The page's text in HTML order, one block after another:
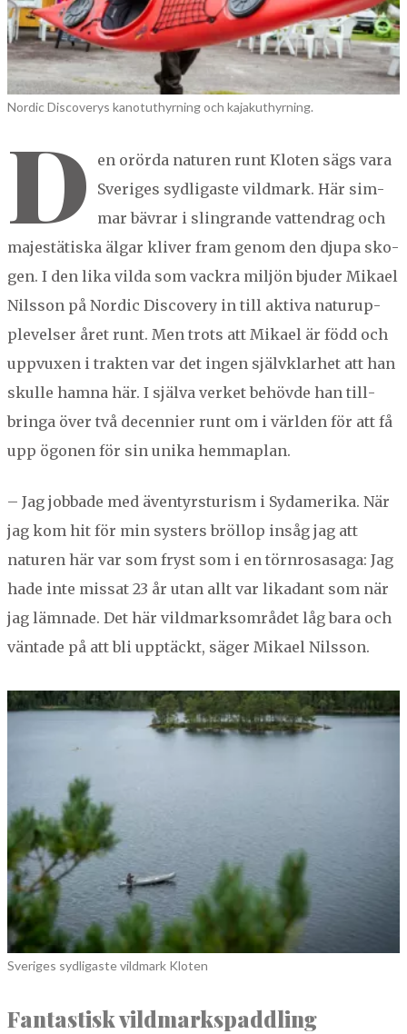
NORBERG
SALA
SKINNSKATTEBERG
SURAHAMMAR
Sök
Nordic Discoverys kanotuthyrning och kajakuthyrning.
D
en orör­da naturen runt Kloten sägs vara
Sveriges sydli­gaste vild­mark. Här sim­
mar bävrar i slin­grande vat­ten­drag och
majestätiska älgar kliv­er fram genom den dju­pa sko­
gen. I den lika vil­da som vack­ra miljön bjud­er Mikael
Nils­son på Nordic Dis­cov­ery in till akti­va natu­rup­
plevelser året runt. Men trots att Mikael är född och
uppvux­en i trak­ten var det ingen självk­larhet att han
skulle ham­na här. I själ­va ver­ket behövde han till­
bringa över två decen­nier runt om i världen för att få
upp ögo­nen för sin uni­ka hemmaplan.
– Jag job­bade med även­tyrs­tur­ism i Sydameri­ka. När
jag kom hit för min sys­ters bröl­lop insåg jag att
naturen här var som fryst som i en törn­rosasaga: Jag
hade inte mis­sat 23 år utan allt var likadant som när
jag läm­nade. Det här vild­mark­som­rådet låg bara och
vän­tade på att bli upp­täckt, säger Mikael Nilsson.
Sveriges sydligaste vildmark Kloten
Fan­tastisk vildmarkspaddling